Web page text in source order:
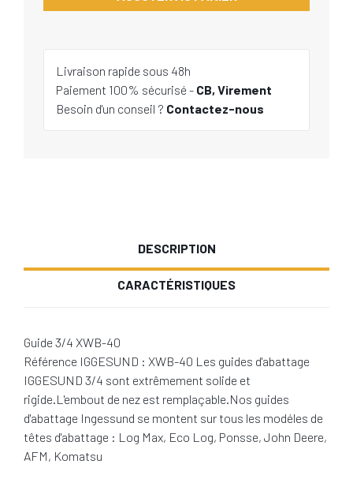
Livraison rapide sous 48h
Paiement 100% sécurisé - CB, Virement
Besoin d'un conseil ? Contactez-nous
DESCRIPTION
CARACTÉRISTIQUES
Guide 3/4 XWB-40
Référence IGGESUND : XWB-40 Les guides d'abattage
IGGESUND 3/4 sont extrêmement solide et
rigide.L'embout de nez est remplaçable.Nos guides
d'abattage Ingessund se montent sur tous les modéles de
têtes d'abattage : Log Max, Eco Log, Ponsse, John Deere,
AFM, Komatsu